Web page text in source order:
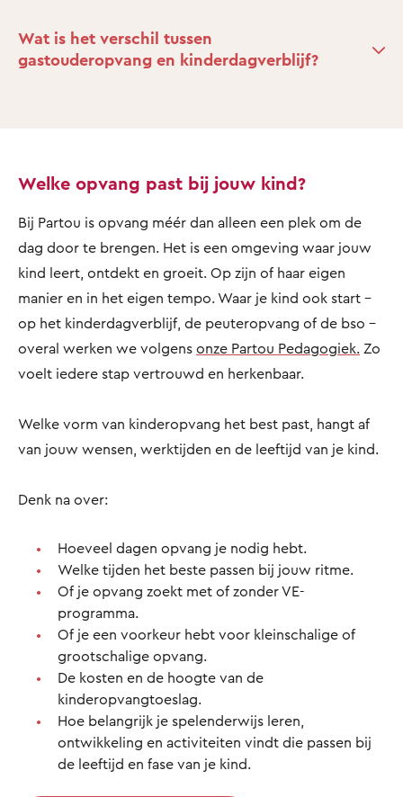
Wat is het verschil tussen
gastouderopvang en kinderdagverblijf?
Welke opvang past bij jouw kind?
Bij Partou is opvang méér dan alleen een plek om de
dag door te brengen. Het is een omgeving waar jouw
kind leert, ontdekt en groeit. Op zijn of haar eigen
manier en in het eigen tempo. Waar je kind ook start –
op het kinderdagverblijf, de peuteropvang of de bso –
overal werken we volgens onze Partou Pedagogiek. Zo
voelt iedere stap vertrouwd en herkenbaar.
Welke vorm van kinderopvang het best past, hangt af
van jouw wensen, werktijden en de leeftijd van je kind.
Denk na over:
Hoeveel dagen opvang je nodig hebt.
Welke tijden het beste passen bij jouw ritme.
Of je opvang zoekt met of zonder VE-
programma.
Of je een voorkeur hebt voor kleinschalige of
grootschalige opvang.
De kosten en de hoogte van de
kinderopvangtoeslag.
Hoe belangrijk je spelenderwijs leren,
ontwikkeling en activiteiten vindt die passen bij
de leeftijd en fase van je kind.